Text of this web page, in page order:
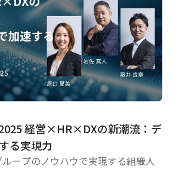
経営×HR×DXの新潮流：デ
る実現力
ープのノウハウで実現する組織人